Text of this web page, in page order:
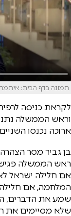
תמונה בדף הבית: איתמר
לקראת כניסה
וראש הממשלה
ארוכה נכנסו
בן גביר מסר
ראש הממשלה
אם חלילה ישראל
המלחמה, אם
שמע את הדברים,
שלא מסיימים את